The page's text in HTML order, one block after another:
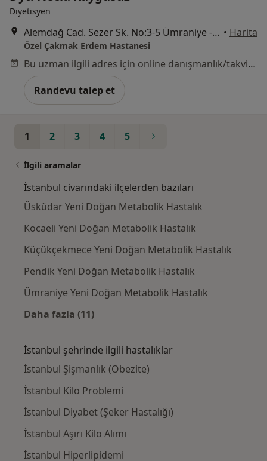
Diyetisyen
Alemdağ Cad. Sezer Sk. No:3-5 Ümraniye - İstanbul, Ümraniye • Harita
Özel Çakmak Erdem Hastanesi
Bu uzman ilgili adres için online danışmanlık/takvim sunmuyor.
Randevu talep et
1 2 3 4 5
İlgili aramalar
İstanbul civarındaki ilçelerden bazıları
Üsküdar Yeni Doğan Metabolik Hastalık
Kocaeli Yeni Doğan Metabolik Hastalık
Küçükçekmece Yeni Doğan Metabolik Hastalık
Pendik Yeni Doğan Metabolik Hastalık
Ümraniye Yeni Doğan Metabolik Hastalık
Daha fazla (11)
İstanbul şehrinde ilgili hastalıklar
İstanbul Şişmanlık (Obezite)
İstanbul Kilo Problemi
İstanbul Diyabet (Şeker Hastalığı)
İstanbul Aşırı Kilo Alımı
İstanbul Hiperlipidemi